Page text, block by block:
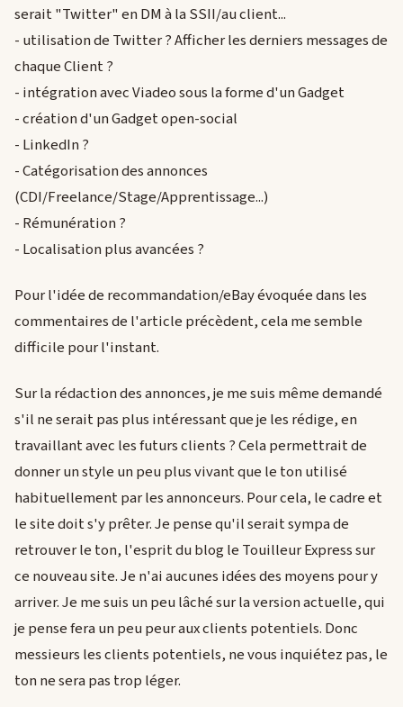
serait "Twitter" en DM à la SSII/au client...
- utilisation de Twitter ? Afficher les derniers messages de
chaque Client ?
- intégration avec Viadeo sous la forme d'un Gadget
- création d'un Gadget open-social
- LinkedIn ?
- Catégorisation des annonces
(CDI/Freelance/Stage/Apprentissage...)
- Rémunération ?
- Localisation plus avancées ?
Pour l'idée de recommandation/eBay évoquée dans les
commentaires de l'article précèdent, cela me semble
difficile pour l'instant.
Sur la rédaction des annonces, je me suis même demandé
s'il ne serait pas plus intéressant que je les rédige, en
travaillant avec les futurs clients ? Cela permettrait de
donner un style un peu plus vivant que le ton utilisé
habituellement par les annonceurs. Pour cela, le cadre et
le site doit s'y prêter. Je pense qu'il serait sympa de
retrouver le ton, l'esprit du blog le Touilleur Express sur
ce nouveau site. Je n'ai aucunes idées des moyens pour y
arriver. Je me suis un peu lâché sur la version actuelle, qui
je pense fera un peu peur aux clients potentiels. Donc
messieurs les clients potentiels, ne vous inquiétez pas, le
ton ne sera pas trop léger.